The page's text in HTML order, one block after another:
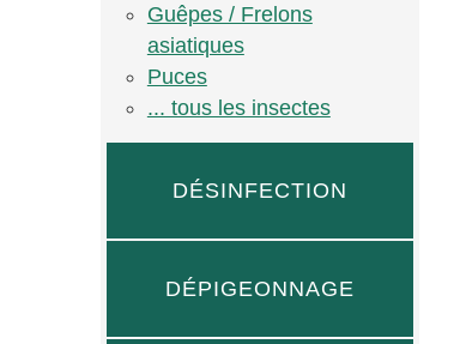
Guêpes / Frelons
asiatiques
Puces
... tous les insectes
DÉSINFECTION
DÉPIGEONNAGE